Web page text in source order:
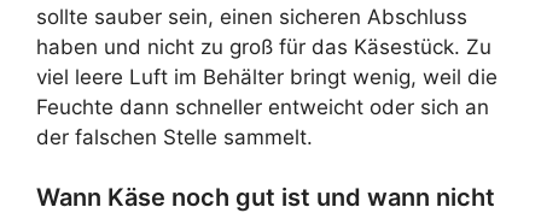
sollte sauber sein, einen sicheren Abschluss
haben und nicht zu groß für das Käsestück. Zu
viel leere Luft im Behälter bringt wenig, weil die
Feuchte dann schneller entweicht oder sich an
der falschen Stelle sammelt.
Wann Käse noch gut ist und wann nicht